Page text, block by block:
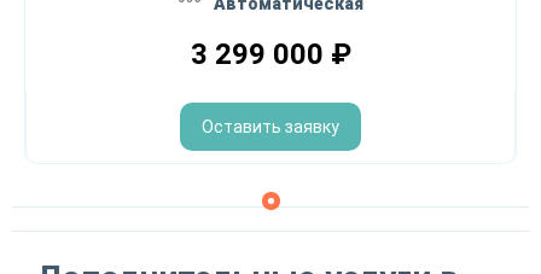
Автоматическая
3 299 000 ₽
Оставить заявку